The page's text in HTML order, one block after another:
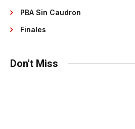
PBA Sin Caudron
Finales
Don't Miss